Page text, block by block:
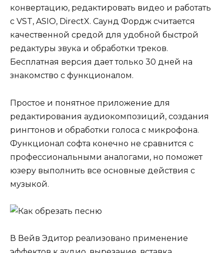
конвертацию, редактировать видео и работать
с VST, ASIO, DirectX. Саунд Фордж считается
качественной средой для удобной быстрой
редактуры звука и обработки треков.
Бесплатная версия дает только 30 дней на
знакомство с функционалом.
Простое и понятное приложение для
редактирования аудиокомпозиций, создания
рингтонов и обработки голоса с микрофона.
Функционал софта конечно не сравнится с
профессиональными аналогами, но поможет
юзеру выполнить все основные действия с
музыкой.
В Вейв Эдитор реализовано применение